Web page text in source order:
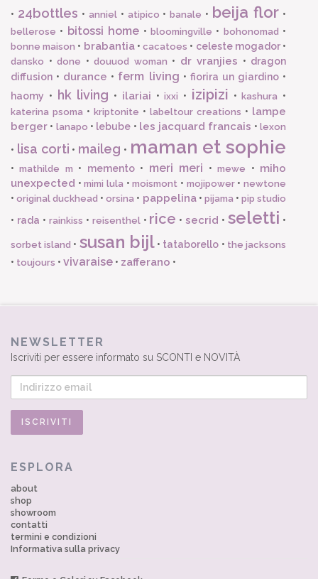
• 24bottles • anniel• atipico •banale • beija flor •
bellerose • bitossi home • bloomingville • bohonomad •
bonne maison • brabantia•cacatoes • celeste mogador•
dansko • done • douuod woman • dr vranjies • dragon
diffusion • durance • ferm living • fiorira un giardino•
haomy • hk living • ilariai •ixxi • izipizi •kashura •
katerina psoma • kriptonite • labeltour creations • lampe
berger • lanapo • lebube • les jacquard francais •lexon
• lisa corti • maileg • maman et sophie
•mathilde m • memento• meri meri •mewe • miho
unexpected •mimi lula •moismont • mojipower•newtone
•original duckhead •orsina • pappelina• pijama • pip studio
• rada • rainkiss • reisenthel• rice •secrid •seletti •
sorbet island • susan bijl• tataborello • the jacksons
• toujours • vivaraise • zafferano •
NEWSLETTER
Iscriviti per essere informato su SCONTI e NOVITÀ
ESPLORA
about
shop
showroom
contatti
termini e condizioni
Informativa sulla privacy